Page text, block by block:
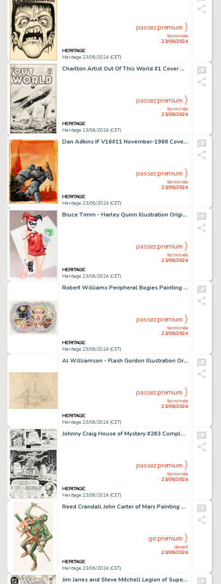
Heritage 23/06/2024 (CET)
terminée
23/06/2024
passez premium
Charlton Artist Out Of This World #1 Cover Original Art (Charlton, 1956).
Heritage 23/06/2024 (CET)
terminée
23/06/2024
passez premium
Dan Adkins IF V16#11 November-1966 Cover Painting Original Art (Galaxy Publishing Corp., 1966).
Heritage 23/06/2024 (CET)
terminée
23/06/2024
passez premium
Bruce Timm - Harley Quinn Illustration Original Art (undated).
Heritage 23/06/2024 (CET)
terminée
23/06/2024
passez premium
Robert Williams Peripheral Bogies Painting Original Art (1975).
Heritage 23/06/2024 (CET)
terminée
23/06/2024
passez premium
Al Williamson - Flash Gordon Illustration Original Art (c. 1950s).
Heritage 23/06/2024 (CET)
terminée
23/06/2024
passez premium
Johnny Craig House of Mystery #263 Complete 6-Page Story "Is There a Vengeance After Death?" Original Art (DC, 1978). (Total: 6 Original Art)
Heritage 23/06/2024 (CET)
terminée
23/06/2024
passez premium
Reed Crandall John Carter of Mars Painting Original Art (c, 1960s).
Heritage 23/06/2024 (CET)
closed
23/06/2024
go premium
Jim Janes and Steve Mitchell Legion of Super-Heroes #271 Cover Original Art (DC, 1981).